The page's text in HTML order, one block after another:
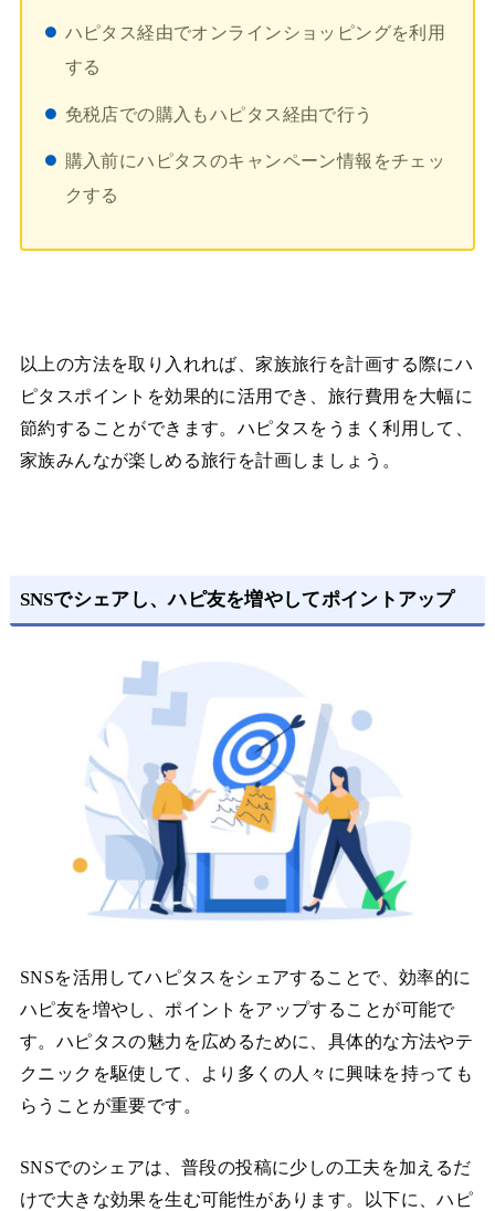
ハピタス経由でオンラインショッピングを利用
する
免税店での購入もハピタス経由で行う
購入前にハピタスのキャンペーン情報をチェッ
クする
以上の方法を取り入れれば、家族旅行を計画する際にハ
ピタスポイントを効果的に活用でき、旅行費用を大幅に
節約することができます。ハピタスをうまく利用して、
家族みんなが楽しめる旅行を計画しましょう。
SNSでシェアし、ハピ友を増やしてポイントアップ
SNSを活用してハピタスをシェアすることで、効率的に
ハピ友を増やし、ポイントをアップすることが可能で
す。ハピタスの魅力を広めるために、具体的な方法やテ
クニックを駆使して、より多くの人々に興味を持っても
らうことが重要です。
SNSでのシェアは、普段の投稿に少しの工夫を加えるだ
けで大きな効果を生む可能性があります。以下に、ハピ